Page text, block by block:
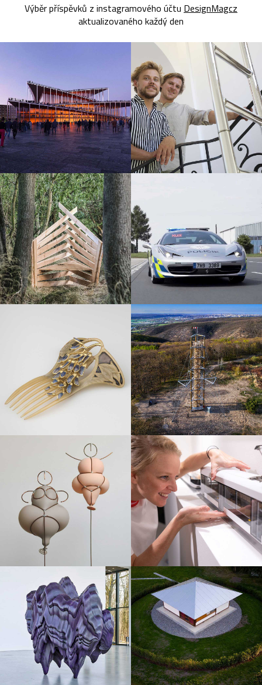
Výběr příspěvků z instagramového účtu DesignMagcz
aktualizovaného každý den